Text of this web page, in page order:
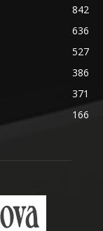
842
636
527
386
371
166